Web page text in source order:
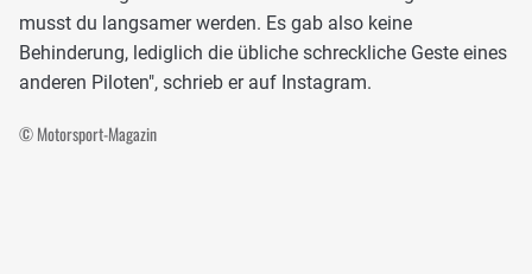
musst du langsamer werden. Es gab also keine
Behinderung, lediglich die übliche schreckliche Geste eines
anderen Piloten", schrieb er auf Instagram.
© Motorsport-Magazin